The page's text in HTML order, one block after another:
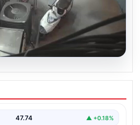
4 Katlı Binanın Çökmesi
Önlemleri
korkutan anlara sahne oldu.
47.74 ▲ +0.18%